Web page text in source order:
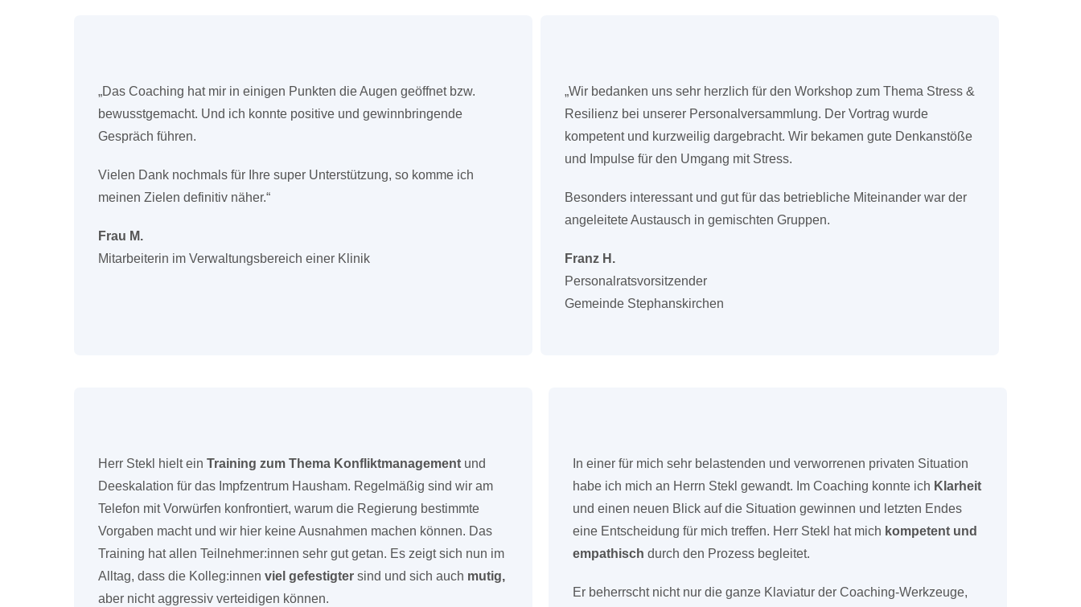
„Das Coaching hat mir in einigen Punkten die Augen geöffnet bzw.
bewusstgemacht. Und ich konnte positive und gewinnbringende
Gespräch führen.
Vielen Dank nochmals für Ihre super Unterstützung, so komme ich
meinen Zielen definitiv näher.“
Frau M.
Mitarbeiterin im Verwaltungsbereich einer Klinik
„Wir bedanken uns sehr herzlich für den Workshop zum Thema Stress &
Resilienz bei unserer Personalversammlung. Der Vortrag wurde
kompetent und kurzweilig dargebracht. Wir bekamen gute Denkanstöße
und Impulse für den Umgang mit Stress.
Besonders interessant und gut für das betriebliche Miteinander war der
angeleitete Austausch in gemischten Gruppen.
Franz H.
Personalratsvorsitzender
Gemeinde Stephanskirchen
Herr Stekl hielt ein Training zum Thema Konfliktmanagement und
Deeskalation für das Impfzentrum Hausham. Regelmäßig sind wir am
Telefon mit Vorwürfen konfrontiert, warum die Regierung bestimmte
Vorgaben macht und wir hier keine Ausnahmen machen können. Das
Training hat allen Teilnehmer:innen sehr gut getan. Es zeigt sich nun im
Alltag, dass die Kolleg:innen viel gefestigter sind und sich auch mutig,
aber nicht aggressiv verteidigen können.
In einer für mich sehr belastenden und verworrenen privaten Situation
habe ich mich an Herrn Stekl gewandt. Im Coaching konnte ich Klarheit
und einen neuen Blick auf die Situation gewinnen und letzten Endes
eine Entscheidung für mich treffen. Herr Stekl hat mich kompetent und
empathisch durch den Prozess begleitet.
Er beherrscht nicht nur die ganze Klaviatur der Coaching-Werkzeuge,